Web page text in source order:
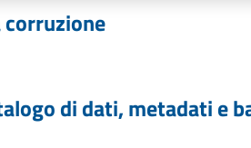
corruzione
di dati, metadati e